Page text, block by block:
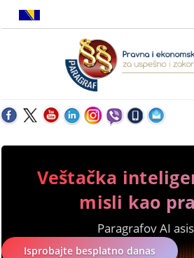
Veštačka
misli kao
Paragrafov AI
Isprobajte besplatno danas